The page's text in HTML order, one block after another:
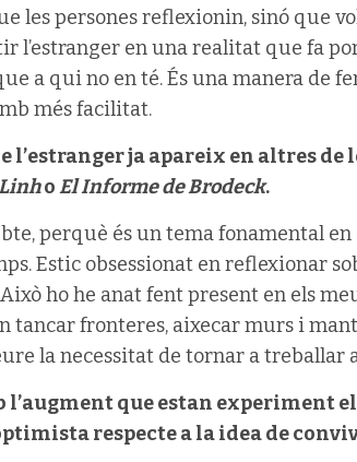
les persones reflexionin, sinó que
l’estranger en una realitat que fa
a qui no en té. És una manera de
més facilitat.
l’estranger ja apareix en altres de
oEl Informe de Brodeck.
perquè és un tema fonamental
Estic obsessionat en reflexionar
Això ho he anat fent present en els
tancar fronteres, aixecar murs i
la necessitat de tornar a treballar
l’augment que estan experiment
respecte a la idea de